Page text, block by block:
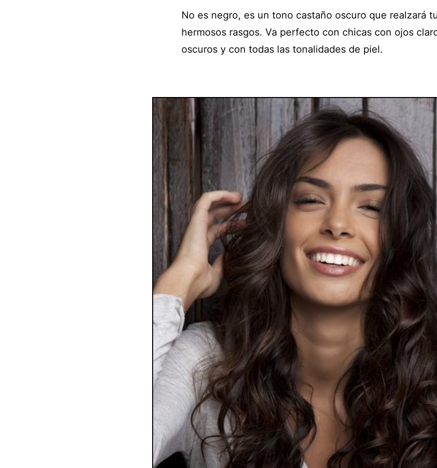
No es negro, es un tono castaño oscuro que realzará
hermosos rasgos. Va perfecto con chicas con ojos
oscuros y con todas las tonalidades de piel.